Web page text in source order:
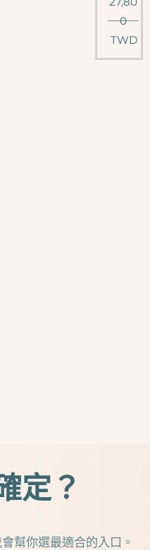
0
TWD
定？
幫你選最適合的入口。